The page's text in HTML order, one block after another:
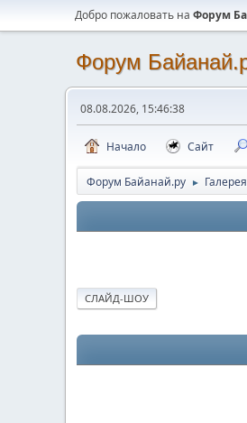
Добро пожаловать на Форум
Форум
08.08.2026, 15:46:38
Начало Сайт
Форум Байанай.ру ► Галерея
СЛАЙД-ШОУ